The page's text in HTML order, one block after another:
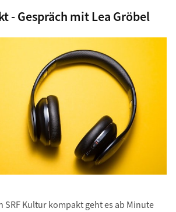
- Gespräch mit Lea Gröbel
SRF Kultur kompakt geht es ab Minute